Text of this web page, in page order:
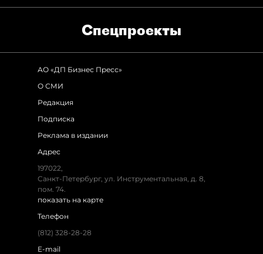
Спец­проекты
АО «ДП Бизнес Пресс»
О СМИ
Редакция
Подписка
Реклама в издании
Адрес
197022,
Санкт-Петербург, ул. Инструментальная, д. 8,
пом. 74.
показать на карте
Телефон
(812) 328-28-28
E-mail